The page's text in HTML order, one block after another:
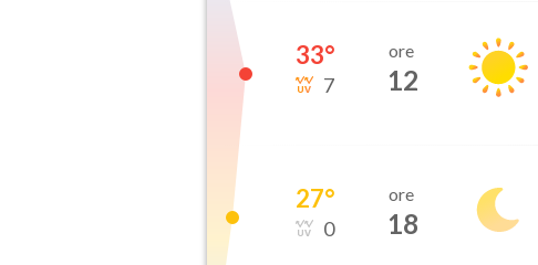
33°
7
ore
12
27°
0
ore
18